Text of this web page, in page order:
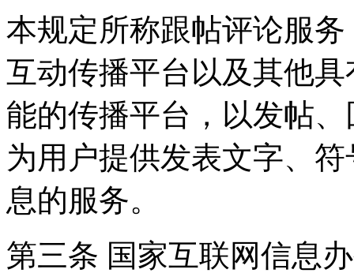
本规定所称跟帖评论服
互动传播平台以及其他
能的传播平台，以发帖
为用户提供发表文字、
息的服务。
第三条 国家互联网信息